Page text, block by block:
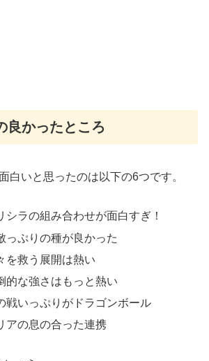
良かったところ
白いと思ったのは以下の6つです。
シラの組み合わせが面白すぎ！
っぷりの種が良かった
を救う展開は熱い
的な強さはもっと熱い
戦いっぷりがドラゴンボール
アの息の合った連携